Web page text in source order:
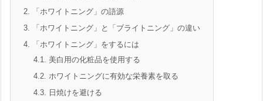
2. 「ホワイトニング」の語源
3. 「ホワイトニング」と「ブライトニング」の違い
4. 「ホワイトニング」をするには
4.1. 美白用の化粧品を使用する
4.2. ホワイトニングに有効な栄養素を取る
4.3. 日焼けを避ける